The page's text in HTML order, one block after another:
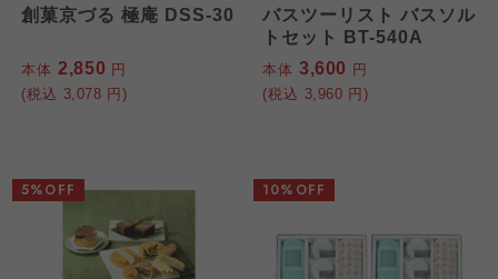
創菓京づる 極庵 DSS-30
本体 2,850 円
(税込 3,078 円)
バスツーリスト バスソル
トセット BT-540A
本体 3,600 円
(税込 3,960 円)
5%OFF 10%OFF